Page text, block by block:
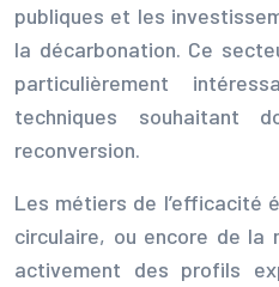
publiques et les
la décarbonation. Ce
particulièrement
techniques souhaitant
reconversion.
Les métiers de l’efficacité
circulaire, ou encore de la
activement des profils